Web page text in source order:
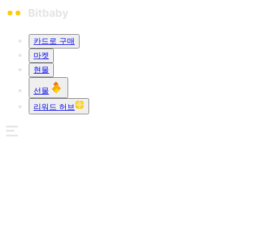
카드로 구매
마켓
현물
선물
리워드 허브